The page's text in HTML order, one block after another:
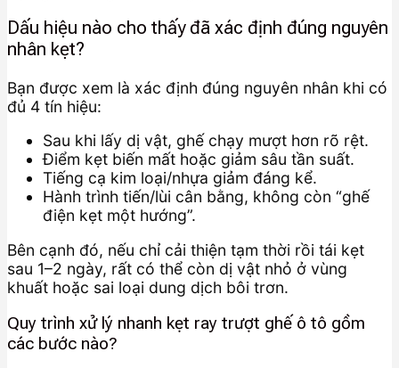
Dấu hiệu nào cho thấy đã xác định đúng nguyên
nhân kẹt?
Bạn được xem là xác định đúng nguyên nhân khi có
đủ 4 tín hiệu:
Sau khi lấy dị vật, ghế chạy mượt hơn rõ rệt.
Điểm kẹt biến mất hoặc giảm sâu tần suất.
Tiếng cạ kim loại/nhựa giảm đáng kể.
Hành trình tiến/lùi cân bằng, không còn “ghế
điện kẹt một hướng”.
Bên cạnh đó, nếu chỉ cải thiện tạm thời rồi tái kẹt
sau 1–2 ngày, rất có thể còn dị vật nhỏ ở vùng
khuất hoặc sai loại dung dịch bôi trơn.
Quy trình xử lý nhanh kẹt ray trượt ghế ô tô gồm
các bước nào?